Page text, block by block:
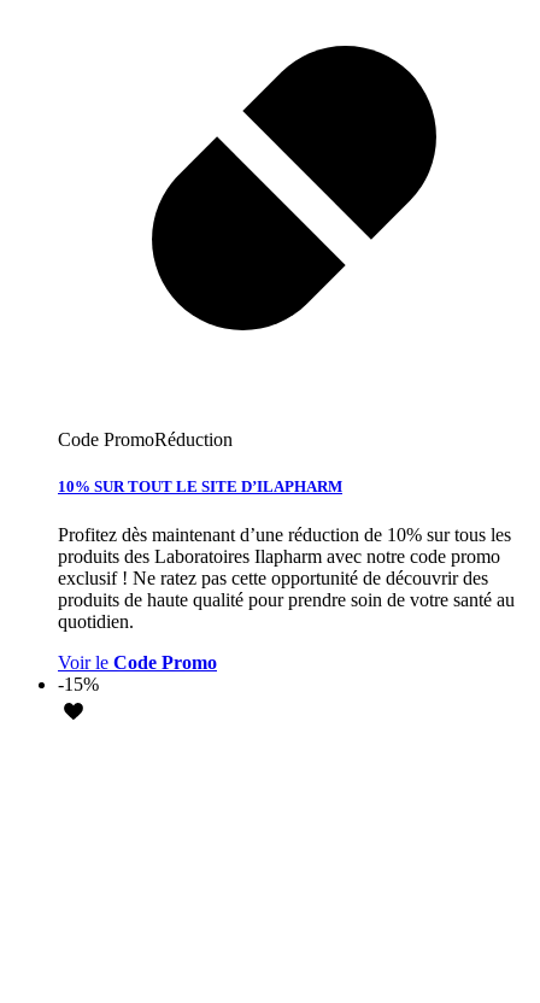
Code PromoRéduction
10% SUR TOUT LE SITE D’ILAPHARM
Profitez dès maintenant d’une réduction de 10% sur tous les
produits des Laboratoires Ilapharm avec notre code promo
exclusif ! Ne ratez pas cette opportunité de découvrir des
produits de haute qualité pour prendre soin de votre santé au
quotidien.
Voir le Code Promo
-15%